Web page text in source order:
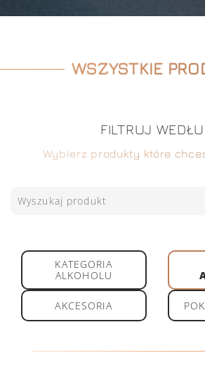
WSZYSTKIE
FILTRUJ
Wybierz produkty które
KATEGORIA
ALKOHOLU
AKCESORIA